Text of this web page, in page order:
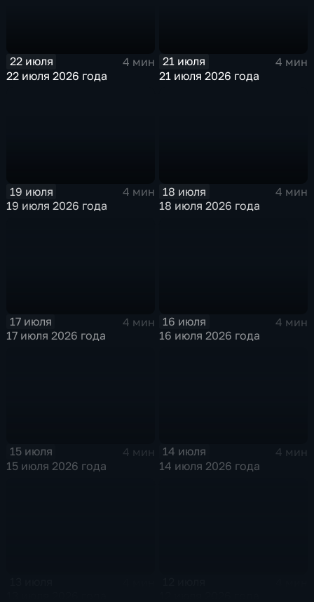
22 июля
4 мин
22 июля 2026 года
21 июля
4 мин
21 июля 2026 года
19 июля
4 мин
19 июля 2026 года
18 июля
4 мин
18 июля 2026 года
17 июля
4 мин
17 июля 2026 года
16 июля
4 мин
16 июля 2026 года
15 июля
4 мин
15 июля 2026 года
14 июля
4 мин
14 июля 2026 года